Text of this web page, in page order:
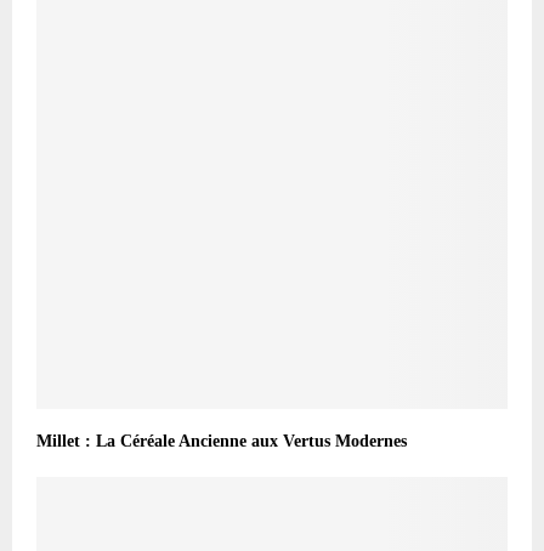
Millet : La Céréale Ancienne aux Vertus Modernes